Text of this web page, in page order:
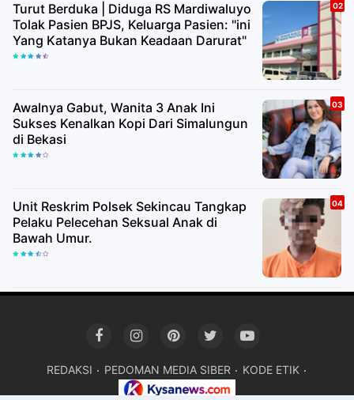
Turut Berduka | Diduga RS Mardiwaluyo
Tolak Pasien BPJS, Keluarga Pasien: "ini
Yang Katanya Bukan Keadaan Darurat"
Awalnya Gabut, Wanita 3 Anak Ini
Sukses Kenalkan Kopi Dari Simalungun
di Bekasi
Unit Reskrim Polsek Sekincau Tangkap
Pelaku Pelecehan Seksual Anak di
Bawah Umur.
REDAKSI PEDOMAN MEDIA SIBER KODE ETIK